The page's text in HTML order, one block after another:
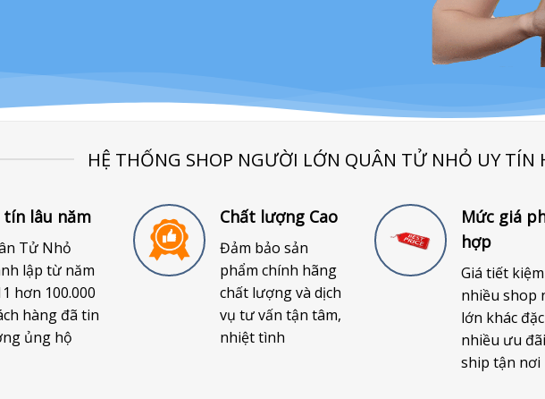
HỆ THỐNG SHOP NGƯỜI LỚN QUÂN TỬ NHỎ UY TÍN
tín lâu năm
Tử Nhỏ
lập từ năm
hơn 100.000
hàng đã tin
ủng hộ
Chất lượng Cao
Đảm bảo sản
phẩm chính hãng
chất lượng và dịch
vụ tư vấn tận tâm,
nhiệt tình
Mức giá
hợp
Giá tiết
nhiều shop
lớn khác
nhiều ưu
ship tận nơi